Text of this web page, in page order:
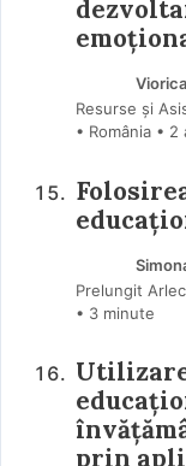
Resurse și
• România
2
Prelungit
• 3 minute
prin